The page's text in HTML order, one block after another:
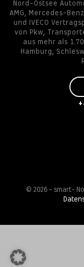
Nord-Ostsee
AMG, Mercedes-
und IVECO
von Pkw,
aus mehr als
Hamburg,
© 2026 - smart-